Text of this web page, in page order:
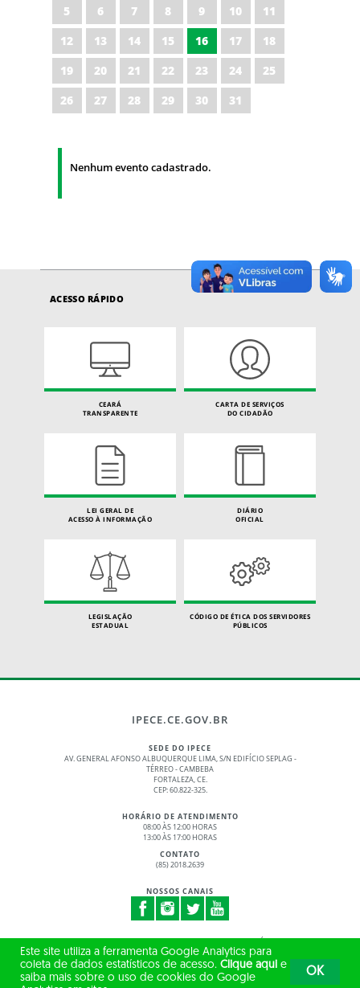
5
6 7 8 9 10
11
12
13 14 15 16 17
18
19
20 21 22 23 24
25
26
27 28 29 30 31
Nenhum evento cadastrado.
ACESSO RÁPIDO
CEARÁ
TRANSPARENTE
CARTA DE SERVIÇOS
DO CIDADÃO
LEI GERAL DE
ACESSO À INFORMAÇÃO
DIÁRIO
OFICIAL
LEGISLAÇÃO
ESTADUAL
CÓDIGO DE ÉTICA DOS SERVIDORES
PÚBLICOS
IPECE.CE.GOV.BR
SEDE DO IPECE
AV. GENERAL AFONSO ALBUQUERQUE LIMA, S/N EDIFÍCIO SEPLAG -
TÉRREO - CAMBEBA
FORTALEZA, CE.
CEP: 60.822-325.
HORÁRIO DE ATENDIMENTO
08:00 ÀS 12:00 HORAS
13:00 ÀS 17:00 HORAS
CONTATO
(85) 2018.2639
NOSSOS CANAIS
© 2017 - 2026 – GOVERNO DO ESTADO DO CEARÁ
TODOS OS DIREITOS RESERVADOS
Este site utiliza a ferramenta Google Analytics para
coleta de dados estatísticos de acesso. Clique aqui e
saiba mais sobre o uso de cookies do Google
OK